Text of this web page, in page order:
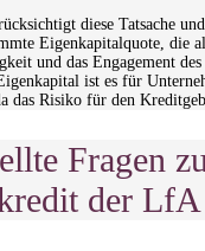
diese Tatsache
Eigenkapitalquote, die
und das Engagement
ist es für
das Risiko für den
Fragen
der